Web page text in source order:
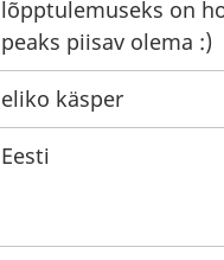
lõpptulemuseks on
peaks piisav olema :)
eliko käsper
Eesti